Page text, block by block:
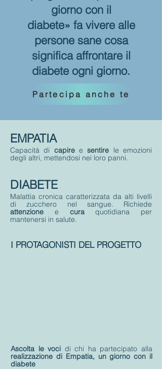
giorno con il
diabete» fa vivere alle
persone sane cosa
significa affrontare il
diabete ogni giorno.
Partecipa anche te
EMPATIA
Capacità di capireesentire le emozioni
degli altri, mettendosi nei loro panni.
DIABETE
Malattia cronica caratterizzata da alti livelli
di zucchero nel sangue. Richiede
attenzione e curaquotidiana per
mantenersi in salute.
I PROTAGONISTI DEL PROGETTO
Ascolta le voci di chi ha partecipato alla
realizzazione di Empatia, un giorno con il
diabete